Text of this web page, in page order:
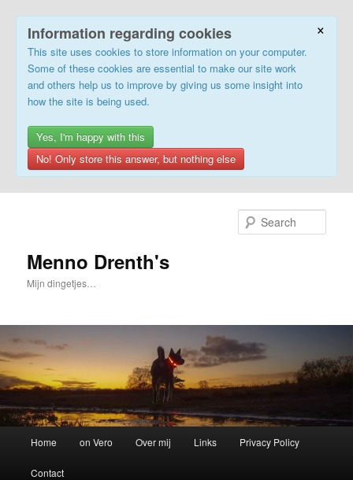
×
Information regarding cookies
This site uses cookies to store information on your computer.
Some of these cookies are essential to make our site work
and others help us to improve by giving us some insight into
how the site is being used.
Yes, I'm happy with this
No! Only store this answer, but nothing else
Menno Drenth's
Mijn dingetjes…
Home on Vero Over mij Links Privacy Policy
Contact